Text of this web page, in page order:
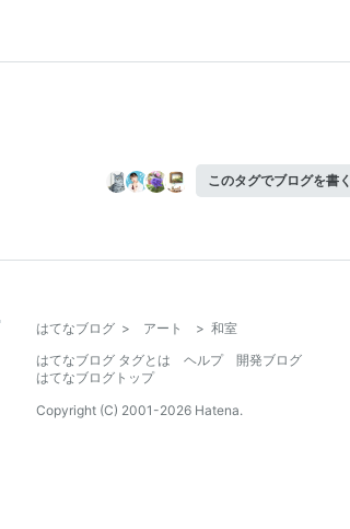
このタグでブログを書く
はてなブログ > アート > 和室
はてなブログ タグとは
ヘルプ
開発ブログ
はてなブログトップ
Copyright (C) 2001-2026 Hatena.